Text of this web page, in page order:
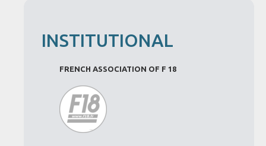
INSTITUTIONAL
FRENCH ASSOCIATION OF F 18